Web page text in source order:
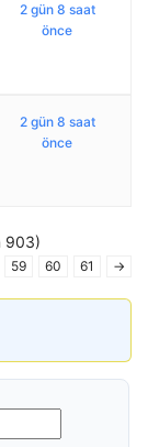
2 gün 8 saat
önce
2 gün 8 saat
önce
903)
59 60 61 →